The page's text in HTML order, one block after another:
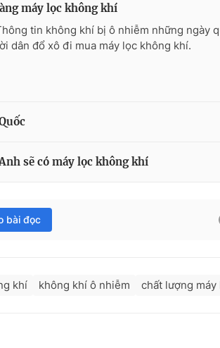
máy lọc không khí
tin không khí bị ô nhiễm những ngày
dân đổ xô đi mua máy lọc không khí.
sẽ có máy lọc không khí
bài đọc
khí không khí ô nhiễm chất lượng